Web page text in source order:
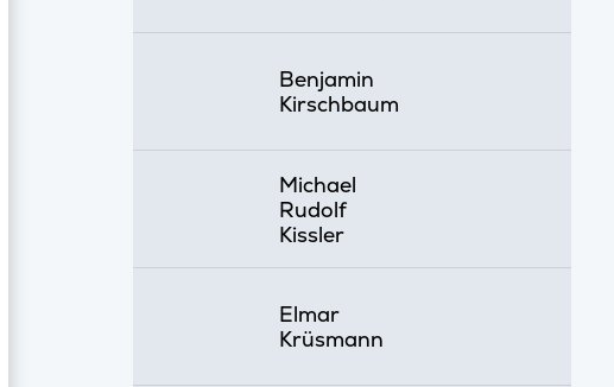
Benjamin
Kirschbaum
Michael
Rudolf
Kissler
Elmar
Krüsmann